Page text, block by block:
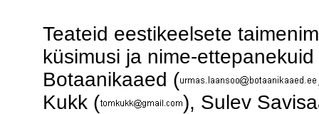
Teateid eestikeelsete
küsimusi ja nime-
Botaanikaaed (
Kukk ( ), Sulev